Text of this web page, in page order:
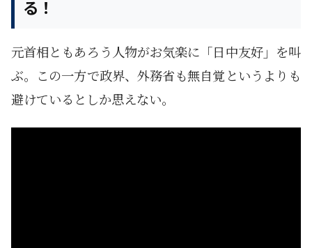
る！
元首相ともあろう人物がお気楽に「日中友好」を叫
ぶ。この一方で政界、外務省も無自覚というよりも
避けているとしか思えない。